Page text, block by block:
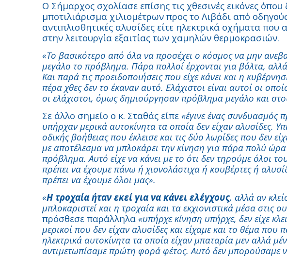
Ο Σήμαρχος σχολίασε επίσης τις χθεσινές εικόνες
μποτιλιάρισμα χιλιομέτρων προς το Λιβάδι από
αντιπλισθητικές αλυσίδες είτε ηλεκτρικά οχήματα
στην λειτουργία εξαιτίας των χαμηλών θερμοκρασιών.
«Το βασικότερο από όλα να προσέχει ο κόσμος να μην
μεγάλο το πρόβλημα. Πάρα πολλοί έρχονται για βόλτα,
Και παρά τις προειδοποιήσεις που είχε κάνει και η
πέρα χθες δεν το έκαναν αυτό. Ελάχιστοι είναι αυτοί οι
οι ελάχιστοι, όμως δημιούργησαν πρόβλημα μεγάλο και
Σε άλλο σημείο ο κ. Σταθάς είπε «έγινε ένας συνδυασμός
υπήρχαν μερικά αυτοκίνητα τα οποία δεν είχαν αλυσίδες.
οδικής βοήθειας που έκλεισε και τις δύο λωρίδες που δεν
με αποτέλεσμα να μπλοκάρει την κίνηση για πάρα πολύ
πρόβλημα. Αυτό είχε να κάνει με το ότι δεν τηρούμε όλοι
πρέπει να έχουμε πάνω ή χιονολάστιχα ή κουβέρτες ή
πρέπει να έχουμε όλοι μας».
«Η τροχαία ήταν εκεί για να κάνει ελέγχους, αλλά αν
μπλοκαριστεί και η τροχαία και τα εκχιονιστικά μέσα στις
πρόσθεσε παράλληλα «υπήρχε κίνηση υπήρχε, δεν είχε
μερικοί που δεν είχαν αλυσίδες και είχαμε και το θέμα
ηλεκτρικά αυτοκίνητα τα οποία είχαν μπαταρία μεν αλλά
αντιμετωπίσαμε πρώτη φορά φέτος. Αυτό δεν μπορούσαμε